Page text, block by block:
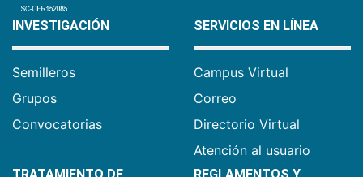
INVESTIGACIÓN
Semilleros
Grupos
Convocatorias
SERVICIOS EN LÍNEA
Campus Virtual
Correo
Directorio Virtual
Atención al usuario